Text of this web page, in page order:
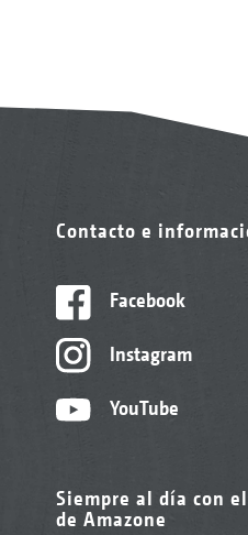
Contacto e
Facebook
Instagram
YouTube
Siempre al día con
de Amazone